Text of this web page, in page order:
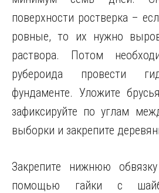
поверхности ростверка –
ровные, то их нужно
раствора. Потом
рубероида провести
фундаменте. Уложите
зафиксируйте по углам
выборки и закрепите
Закрепите нижнюю
помощью гайки с